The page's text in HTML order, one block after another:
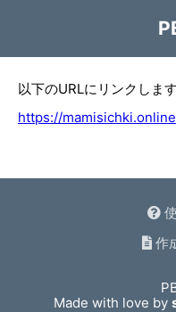
以下のURLにリンクしま
https://mamisichki.online
作
Made with love by